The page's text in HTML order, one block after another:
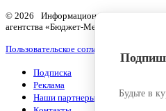
© 2026 Информационный продукт
агентства «Бюджет-Медиа»
Пользовательское соглашение
Подписка
Реклама
Наши партнеры
Будьте в